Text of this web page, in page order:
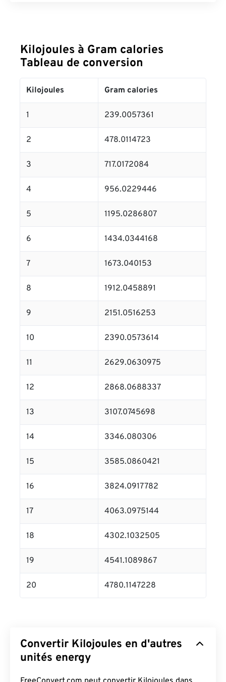
Kilojoules à Gram calories
Tableau de conversion
Kilojoules Gram calories
1 239.0057361
2 478.0114723
3 717.0172084
4 956.0229446
5 1195.0286807
6 1434.0344168
7 1673.040153
8 1912.0458891
9 2151.0516253
10 2390.0573614
11 2629.0630975
12 2868.0688337
13 3107.0745698
14 3346.080306
15 3585.0860421
16 3824.0917782
17 4063.0975144
18 4302.1032505
19 4541.1089867
20 4780.1147228
Convertir Kilojoules en d'autres
unités energy